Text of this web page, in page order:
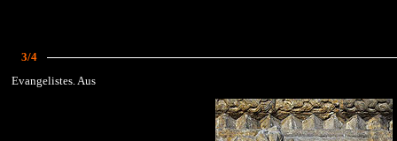
3/4
Evangelistes. Aus